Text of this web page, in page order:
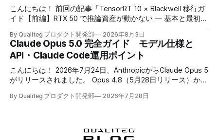
こんにちは！ 前回の記事「TensorRT 10 × Blackwell 移行ガ
イド【前編】RTX 50 で推論資産が動かない — 基本と最初の
なくなる理由と、TensorRT 10 化を最小構成で通す手順を扱
いました。前編で出てきた問題には、実はひとつ共通点があ
ります。 すべて、エラーで止まってくれたということで
す。 本当に怖いのはその先です。TensorRT への移行パイプ
ラインには、 * ビルドが通る * 実行も通る * 速度もちゃんと
出る * 出力の形も、値も、一見それらしい * なのに、中身が
間違っている という失敗の仕方が存在します。 本記事で
テストが通り、ベンチマークが良い数字を出し、「◯倍速
By Qualiteg プロダクト開発部 2026年8月3日
Claude Opus 5.0 完全ガイド モデル仕様と
API・Claude Code運用ポイント
こんにちは！ 2026年7月24日、AnthropicからClaude Opus 5
がリリースされました。 Opus 4.8（5月28日リリース）から
加速していますね。 さて、当ブログではClaude Opus 4.7 完
プデート」とは立て付けが根本的に違います。 何が違うの
By Qualiteg プロダクト開発部 2026年7月28日